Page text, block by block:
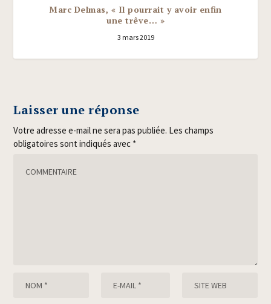
Marc Delmas, « Il pourrait y avoir enfin
une trêve… »
3 mars 2019
Laisser une réponse
Votre adresse e-mail ne sera pas publiée. Les champs
obligatoires sont indiqués avec *